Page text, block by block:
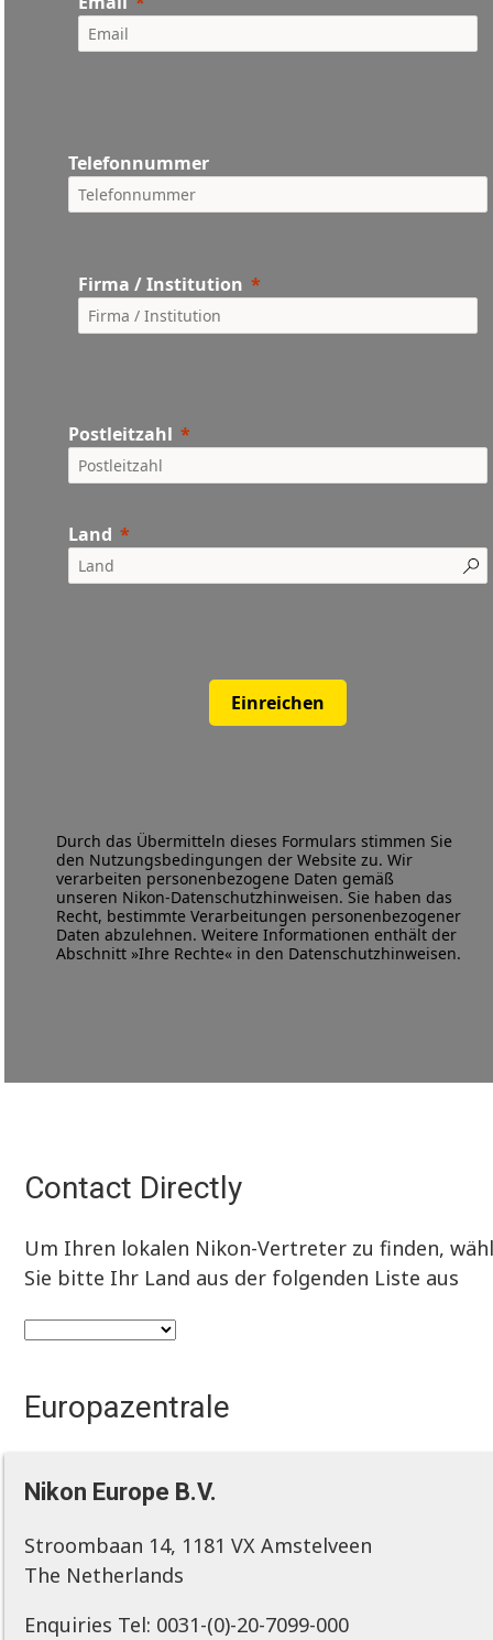
Telefonnummer
Firma / Institution
Postleitzahl
Land
Einreichen
Durch das Übermitteln dieses Formulars stimmen Sie
den Nutzungsbedingungen der Website zu. Wir
verarbeiten personenbezogene Daten gemäß
unseren Nikon-Datenschutzhinweisen. Sie haben das
Recht, bestimmte Verarbeitungen personenbezogener
Daten abzulehnen. Weitere Informationen enthält der
Abschnitt »Ihre Rechte« in den Datenschutzhinweisen.
Contact Directly
Um Ihren lokalen Nikon-Vertreter zu finden,
Sie bitte Ihr Land aus der folgenden Liste aus
Europazentrale
Nikon Europe B.V.
Stroombaan 14, 1181 VX Amstelveen
The Netherlands
Enquiries Tel: 0031-(0)-20-7099-000